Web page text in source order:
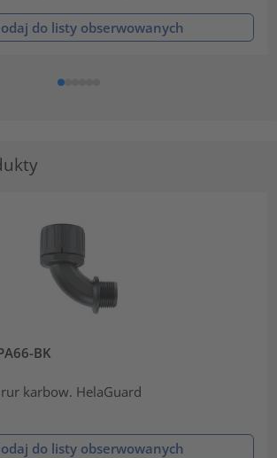
do listy obserwowanych
BK
rur karbow. HelaGuard
do listy obserwowanych